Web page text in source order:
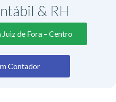
& RH
de Fora – Centro
Contador